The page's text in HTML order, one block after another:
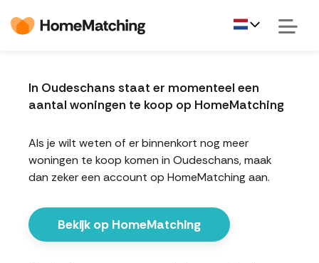
In Oudeschans staat er momenteel een
aantal woningen te koop op HomeMatching
Als je wilt weten of er binnenkort nog meer
woningen te koop komen in Oudeschans, maak
dan zeker een account op HomeMatching aan.
Bekijk op HomeMatching